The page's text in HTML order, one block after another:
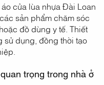
cửa lùa nhựa Đài Loan
sản phẩm chăm sóc
đồ dùng y tế. Thiết
sử dụng, đồng thời tạo
trọng trong nhà ở